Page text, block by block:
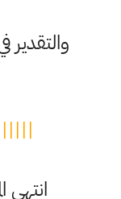
والتقدير